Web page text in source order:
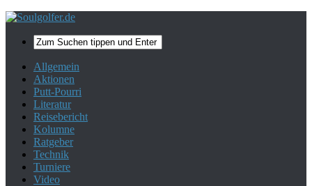
Allgemein
Aktionen
Putt-Pourri
Literatur
Reisebericht
Kolumne
Ratgeber
Technik
Turniere
Video
Mehr zum Datenschutz. Ok, danke!